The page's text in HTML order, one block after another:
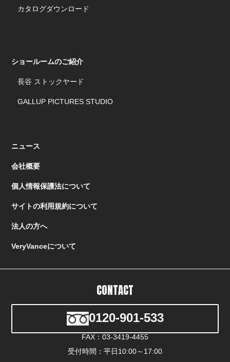
カタログダウンロード
ショールームのご紹介
長谷 ストックヤード
GALLUP PICTURES STUDIO
ニュース
会社概要
個人情報保護法について
サイトの利用規約について
法人の方へ
VeryVanceについて
CONTACT
0120-901-533
FAX：03-3419-4455
受付時間：平日10:00～17:00